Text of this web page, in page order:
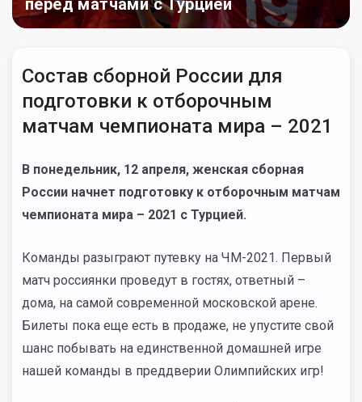
перед матчами с Турцией
Состав сборной России для
подготовки к отборочным
матчам чемпионата мира – 2021
В понедельник, 12 апреля, женская сборная
России начнет подготовку к отборочным матчам
чемпионата мира – 2021 с Турцией.
Команды разыграют путевку на ЧМ-2021. Первый
матч россиянки проведут в гостях, ответный –
дома, на самой современной московской арене.
Билеты пока еще есть в продаже, не упустите свой
шанс побывать на единственной домашней игре
нашей команды в преддверии Олимпийских игр!